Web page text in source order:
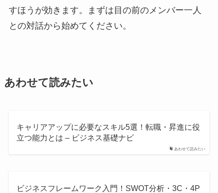
すほうが効きます。まずは目の前のメンバー一人
との対話から始めてください。
あわせて読みたい
あわせて読みたい
キャリアアップに必要なスキル5選！転職・昇進に役
立つ能力とは – ビジネス基礎ナビ
ビジネスフレームワーク入門！SWOT分析・3C・4P